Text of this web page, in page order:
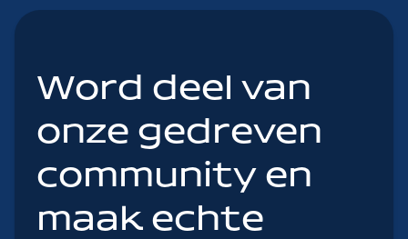
Word deel van
onze gedreven
community en
maak echte